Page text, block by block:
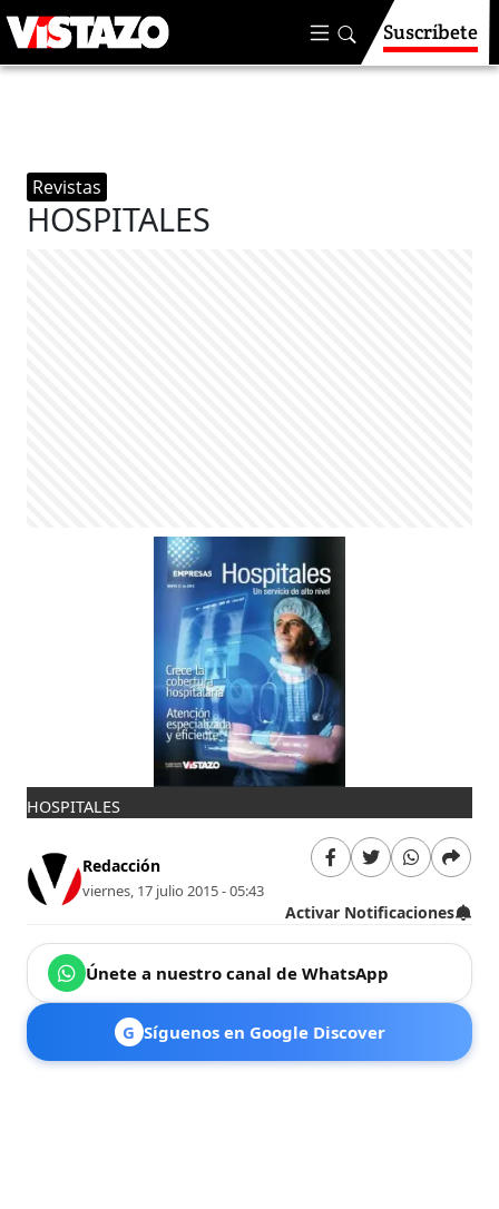
Suscríbete
Revistas
HOSPITALES
HOSPITALES
Redacción
viernes, 17 julio 2015 - 05:43
Activar Notificaciones
Únete a nuestro canal de WhatsApp
G Síguenos en Google Discover